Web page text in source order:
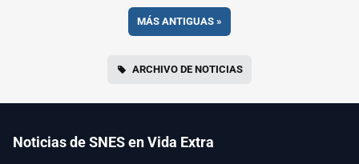
MÁS ANTIGUAS »
ARCHIVO DE NOTICIAS
Noticias de SNES en Vida Extra